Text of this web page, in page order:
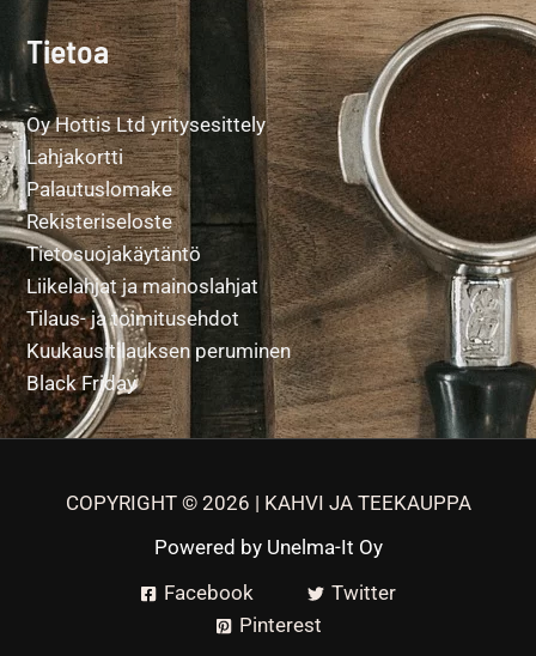
Tietoa
Oy Hottis Ltd yritysesittely
Lahjakortti
Palautuslomake
Rekisteriseloste
Tietosuojakäytäntö
Liikelahjat ja mainoslahjat
Tilaus- ja toimitusehdot
Kuukausitilauksen peruminen
Black Friday
COPYRIGHT © 2026 | KAHVI JA TEEKAUPPA
Powered by Unelma-It Oy
Facebook
Twitter
Pinterest